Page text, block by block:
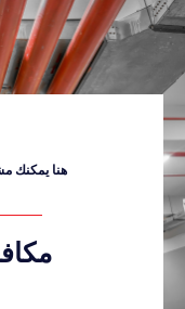
هنا يمكنك